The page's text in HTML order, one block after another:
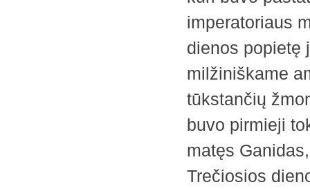
imperatoriaus
dienos popietę
milžiniškame
tūkstančių
buvo pirmieji
matęs
Trečiosios